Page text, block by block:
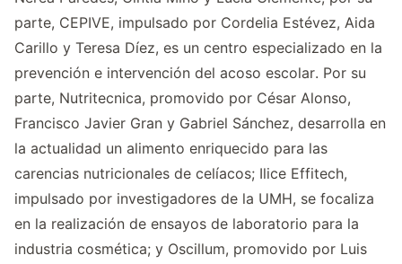
parte, CEPIVE, impulsado por Cordelia Estévez, Aida
Carillo y Teresa Díez, es un centro especializado en la
prevención e intervención del acoso escolar. Por su
parte, Nutritecnica, promovido por César Alonso,
Francisco Javier Gran y Gabriel Sánchez, desarrolla en
la actualidad un alimento enriquecido para las
carencias nutricionales de celíacos; Ilice Effitech,
impulsado por investigadores de la UMH, se focaliza
en la realización de ensayos de laboratorio para la
industria cosmética; y Oscillum, promovido por Luis